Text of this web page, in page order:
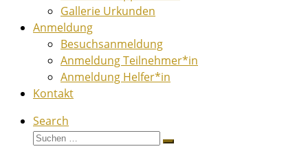
Gallerie Urkunden
Anmeldung
Besuchsanmeldung
Anmeldung Teilnehmer*in
Anmeldung Helfer*in
Kontakt
Search
Suche
Suchen …